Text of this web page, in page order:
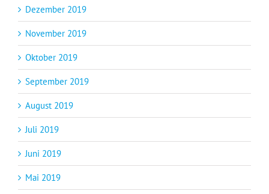
Dezember 2019
November 2019
Oktober 2019
September 2019
August 2019
Juli 2019
Juni 2019
Mai 2019